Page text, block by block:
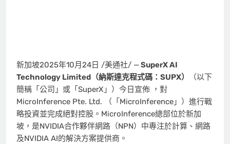
新加坡2025年10月24日 /美通社/ —SuperX AI
Technology Limited（納斯達克程式碼：SUPX）
（以下
簡稱 「 公司」或 「 SuperX」）今日宣佈 ，對
MicroInference Pte. Ltd. （ 「 MicroInference」）進行戰
略投資並完成絕對控股。MicroInference總部位於新加
坡，是NVIDIA合作夥伴網路（NPN）中專注於計算、網路
及NVIDIA AI的解決方案提供商。